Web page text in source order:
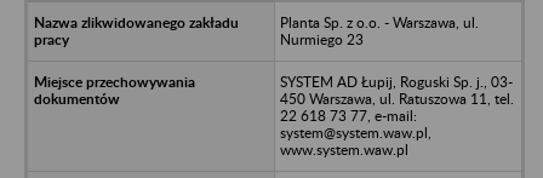
Planta Sp. z o.o. - Warszawa, ul.
Nurmiego 23
SYSTEM AD Łupij, Roguski Sp. j., 03-
450 Warszawa, ul. Ratuszowa 11, tel.
22 618 73 77, e-mail:
system@system.waw.pl,
www.system.waw.pl